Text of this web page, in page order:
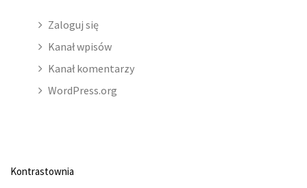
Zaloguj się
Kanał wpisów
Kanał komentarzy
WordPress.org
Kontrastownia